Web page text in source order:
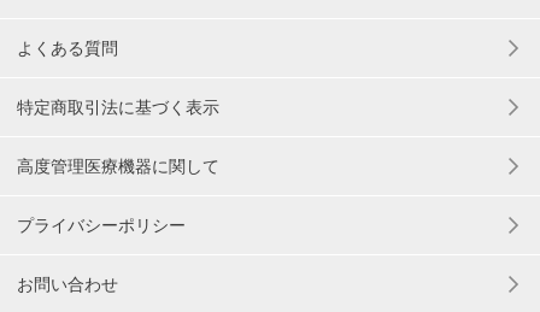
よくある質問
特定商取引法に基づく表示
高度管理医療機器に関して
プライバシーポリシー
お問い合わせ